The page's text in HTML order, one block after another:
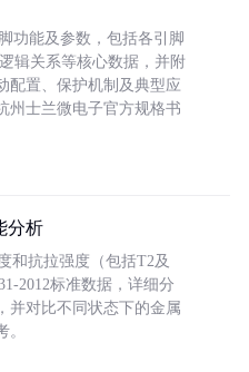
功能及参数，包括各引脚
辑关系等核心数据，并附
配置、保护机制及典型应
州士兰微电子官方规格书
分析
和抗拉强度（包括T2及
2012标准数据，详细分
并对比不同状态下的金属